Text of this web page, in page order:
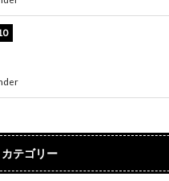
カテゴリー